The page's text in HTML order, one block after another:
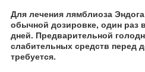
Для лечения лямблиоза
обычной дозировке, один раз
дней. Предварительной
слабительных средств перед
требуется.